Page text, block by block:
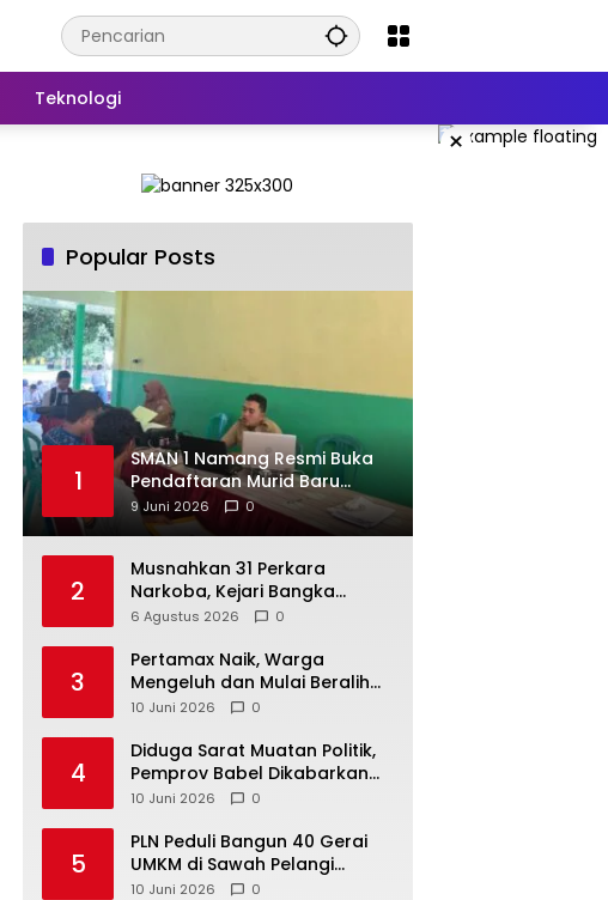
Teknologi
×
Popular Posts
1
SMAN 1 Namang Resmi Buka
Pendaftaran Murid Baru
2026/2027
9 Juni 2026 0
2
Musnahkan 31 Perkara
Narkoba, Kejari Bangka
Tengah Tegaskan Komitmen
Tuntas
6 Agustus 2026 0
3
‎Pertamax Naik, Warga
Mengeluh dan Mulai Beralih
ke Pertalite Meski Harus Antre
10 Juni 2026 0
4
‎Diduga Sarat Muatan Politik,
Pemprov Babel Dikabarkan
Lakukan Rotasi Besar-
10 Juni 2026 0
5
‎PLN Peduli Bangun 40 Gerai
UMKM di Sawah Pelangi
Namang, Dorong
10 Juni 2026 0